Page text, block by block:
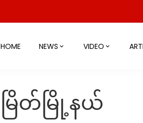
HOME NEWS VIDEO
မြိတ်မြို့နယ်